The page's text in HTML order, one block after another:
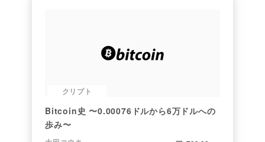
クリプト
Bitcoin史 〜0.00076ドルから6万ドルへの
歩み〜